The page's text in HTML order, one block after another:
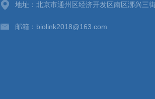
地址：北京市通州区经济开发区南区漷兴三
邮箱：biolink2018@163.com